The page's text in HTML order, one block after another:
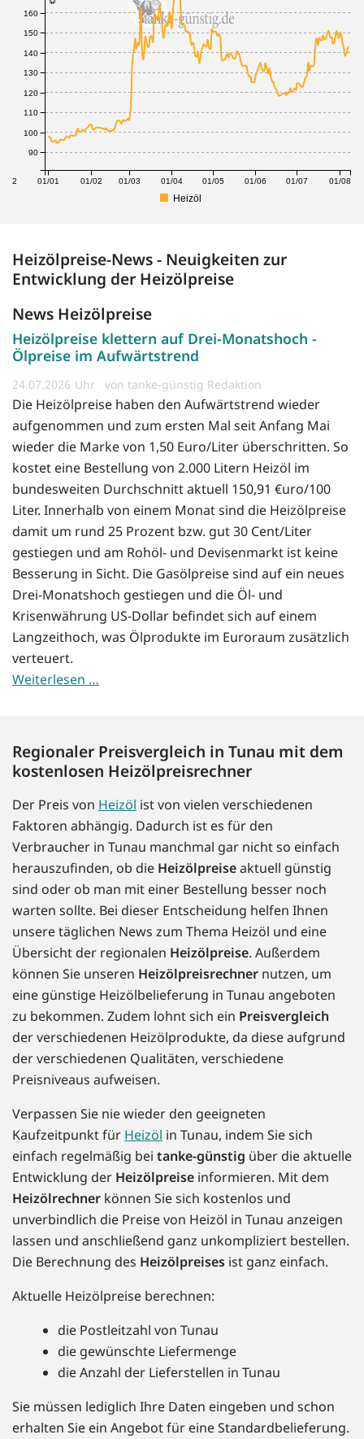
12 01/01 01/02 01/03 01/04 01/05 01/06 01/07 01/08
90
100
110
120
130
140
150
160
Heizöl
Heizölpreise-News - Neuigkeiten zur
Entwicklung der Heizölpreise
News Heizölpreise
Heizölpreise klettern auf Drei-Monatshoch -
Ölpreise im Aufwärtstrend
24.07.2026 von tanke-günstig Redaktion
Die Heizölpreise haben den Aufwärtstrend wieder
aufgenommen und zum ersten Mal seit Anfang Mai
wieder die Marke von 1,50 Euro/Liter überschritten. So
kostet eine Bestellung von 2.000 Litern Heizöl im
bundesweiten Durchschnitt aktuell 150,91 €uro/100
Liter. Innerhalb von einem Monat sind die Heizölpreise
damit um rund 25 Prozent bzw. gut 30 Cent/Liter
gestiegen und am Rohöl- und Devisenmarkt ist keine
Besserung in Sicht. Die Gasölpreise sind auf ein neues
Drei-Monatshoch gestiegen und die Öl- und
Krisenwährung US-Dollar befindet sich auf einem
Langzeithoch, was Ölprodukte im Euroraum zusätzlich
verteuert.
Weiterlesen …
Regionaler Preisvergleich in Tunau mit dem
kostenlosen Heizölpreisrechner
Der Preis von Heizöl ist von vielen verschiedenen
Faktoren abhängig. Dadurch ist es für den
Verbraucher in Tunau manchmal gar nicht so einfach
herauszufinden, ob die Heizölpreiseaktuell günstig
sind oder ob man mit einer Bestellung besser noch
warten sollte. Bei dieser Entscheidung helfen Ihnen
unsere täglichen News zum Thema Heizöl und eine
Übersicht der regionalen Heizölpreise. Außerdem
können Sie unseren Heizölpreisrechner nutzen, um
eine günstige Heizölbelieferung in Tunau angeboten
zu bekommen. Zudem lohnt sich ein Preisvergleich
der verschiedenen Heizölprodukte, da diese aufgrund
der verschiedenen Qualitäten, verschiedene
Preisniveaus aufweisen.
Verpassen Sie nie wieder den geeigneten
Kaufzeitpunkt für Heizöl in Tunau, indem Sie sich
einfach regelmäßig bei tanke-günstig über die aktuelle
Entwicklung der Heizölpreise informieren. Mit dem
Heizölrechner können Sie sich kostenlos und
unverbindlich die Preise von Heizöl in Tunau anzeigen
lassen und anschließend ganz unkompliziert bestellen.
Die Berechnung des Heizölpreises ist ganz einfach.
Aktuelle Heizölpreise berechnen:
die Postleitzahl von Tunau
die gewünschte Liefermenge
die Anzahl der Lieferstellen in Tunau
Sie müssen lediglich Ihre Daten eingeben und schon
erhalten Sie ein Angebot für eine Standardbelieferung.